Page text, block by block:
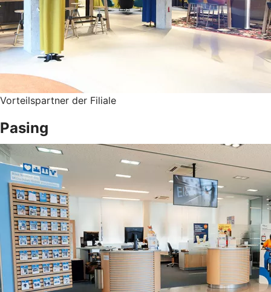
Vorteilspartner der Filiale
Pasing